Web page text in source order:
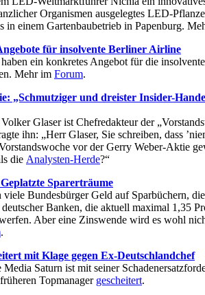
Organismen ausgelegtes LED-
in einem Gartenbaubetrieb in Papenburg.
für insolvente Berliner Airline
ein konkretes Angebot für die
Mehr im Forum.
„Schmutziger und dreister Insider-
Glaser ist Chefredakteur der
ihn: „Herr Glaser, Sie schreiben, dass
vor der Gerry Weber-Aktie
die Analysten-Herde?“
Sparerträume
viele Bundesbürger Geld auf Sparbüchern,
Banken, die aktuell maximal 1,35
Aber eine Zinswende wird es wohl
.
mit Klage gegen Ex-Deutschlandchef
Saturn ist mit seiner
Topmanager gescheitert.